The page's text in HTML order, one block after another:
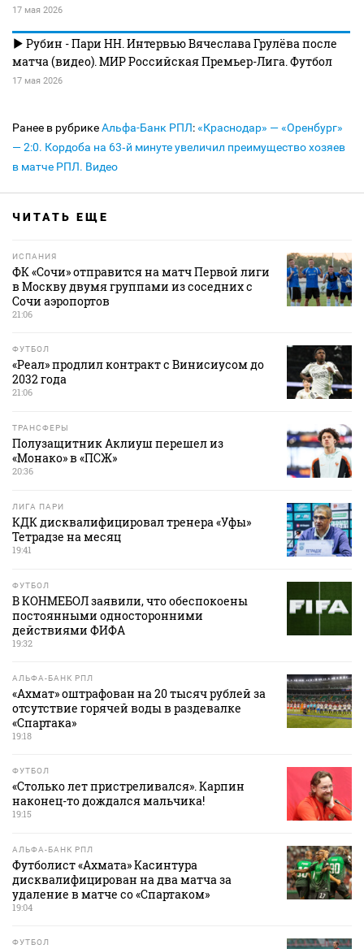
17 мая 2026
Рубин - Пари НН. Интервью Вячеслава Грулёва после
матча (видео). МИР Российская Премьер-Лига. Футбол
17 мая 2026
Ранее в рубрикеАльфа-Банк РПЛ:«Краснодар» — «Оренбург»
— 2:0. Кордоба на 63‑й минуте увеличил преимущество хозяев
в матче РПЛ. Видео
ЧИТАТЬ ЕЩЕ
ИСПАНИЯ
ФК «Сочи» отправится на матч Первой лиги
в Москву двумя группами из соседних с
Сочи аэропортов
21:06
ФУТБОЛ
«Реал» продлил контракт с Винисиусом до
2032 года
21:06
ТРАНСФЕРЫ
Полузащитник Аклиуш перешел из
«Монако» в «ПСЖ»
20:36
ЛИГА ПАРИ
КДК дисквалифицировал тренера «Уфы»
Тетрадзе на месяц
19:41
ФУТБОЛ
В КОНМЕБОЛ заявили, что обеспокоены
постоянными односторонними
действиями ФИФА
19:32
АЛЬФА-БАНК РПЛ
«Ахмат» оштрафован на 20 тысяч рублей за
отсутствие горячей воды в раздевалке
«Спартака»
19:18
ФУТБОЛ
«Столько лет пристреливался». Карпин
наконец-то дождался мальчика!
19:15
АЛЬФА-БАНК РПЛ
Футболист «Ахмата» Касинтура
дисквалифицирован на два матча за
удаление в матче со «Спартаком»
19:04
ФУТБОЛ